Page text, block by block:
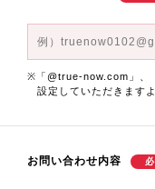
※ 「@true-now.com」、
設定していただきます
お問い合わせ内容